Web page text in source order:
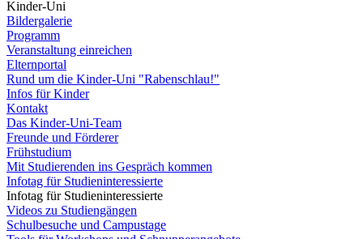
Kinder-Uni
Bildergalerie
Programm
Veranstaltung einreichen
Elternportal
Rund um die Kinder-Uni "Rabenschlau!"
Infos für Kinder
Kontakt
Das Kinder-Uni-Team
Freunde und Förderer
Frühstudium
Mit Studierenden ins Gespräch kommen
Infotag für Studieninteressierte
Infotag für Studieninteressierte
Videos zu Studiengängen
Schulbesuche und Campustage